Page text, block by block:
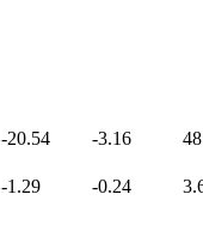
-20.54 -3.16
-1.29 -0.24